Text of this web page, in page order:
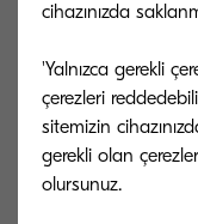
Bu fırsatlar,
dönüşüm planı
kazanımlara
Çalışanların
bir eğitim
cihazınızda
'Yalnızca gerekli
çerezleri
sitemizin
gerekli olan